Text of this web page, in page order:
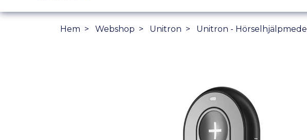
Hem Webshop Unitron Unitron - Hörselhjälpmedel